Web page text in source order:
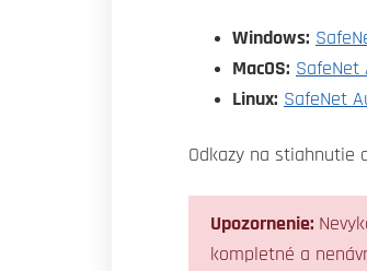
Windows:
MacOS: SafeNet
Linux: SafeNet
Odkazy na stiahnutie
Upozornenie:
kompletné a